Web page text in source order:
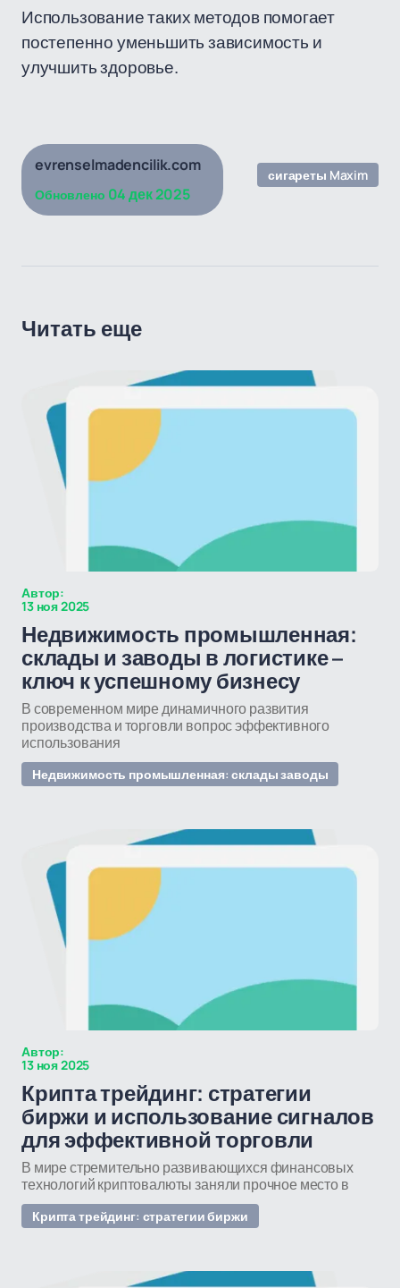
Использование таких методов помогает
постепенно уменьшить зависимость и
улучшить здоровье.
evrenselmadencilik.com
Обновлено 04 дек 2025
сигареты Maxim
Читать еще
Автор:
13 ноя 2025
Недвижимость промышленная:
склады и заводы в логистике –
ключ к успешному бизнесу
В современном мире динамичного развития
производства и торговли вопрос эффективного
использования
Недвижимость промышленная: склады заводы
Автор:
13 ноя 2025
Крипта трейдинг: стратегии
биржи и использование сигналов
для эффективной торговли
В мире стремительно развивающихся финансовых
технологий криптовалюты заняли прочное место в
Крипта трейдинг: стратегии биржи